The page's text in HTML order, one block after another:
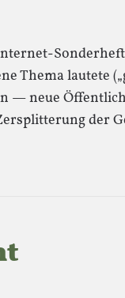
Thema lautete
— neue
der